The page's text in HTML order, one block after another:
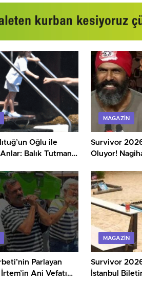
Oğlu ile
Anlar: Balık Tutmanın
MAGAZIN
Survivor
Oluyor!
Parlayan
İrtem’in Ani Vefatı
MAGAZIN
Survivor
İstanbul